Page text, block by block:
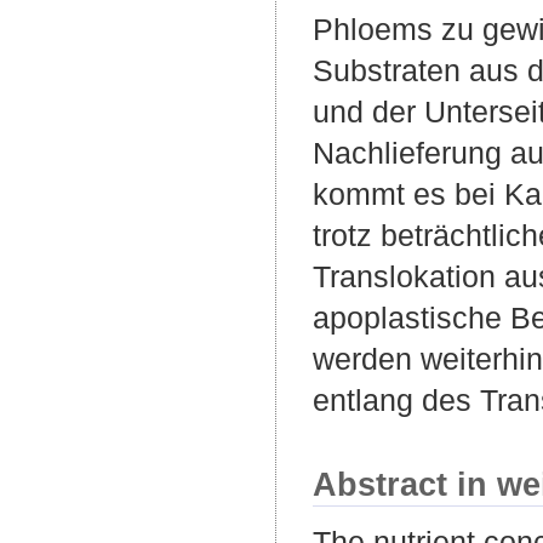
Phloems zu
Substraten aus
und der
Nachlieferung
kommt es bei
trotz
Translokation
apoplastische
werden
entlang des
Abstract in